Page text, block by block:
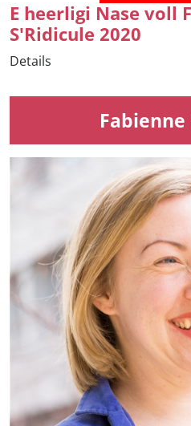
E heerligi Nase voll
S'Ridicule 2020
Details